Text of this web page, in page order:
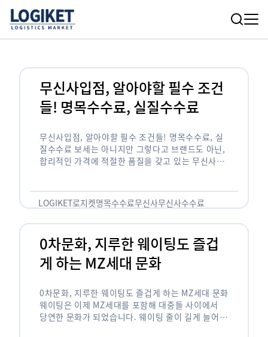
무신사입점, 알아야할 필수 조건
들! 명목수수료, 실질수수료
무신사입점, 알아야할 필수 조건들! 명목수수료, 실
질수수료 보세는 아니지만 그렇다고 브랜드도 아닌,
합리적인 가격에 적절한 품질을 갖고 있는 무신사!
LOGIKET로지켓명목수수료무신사무신사수수료
0차문화, 지루한 웨이팅도 즐겁
게 하는 MZ세대 문화
0차문화, 지루한 웨이팅도 즐겁게 하는 MZ세대 문화
웨이팅은 이제 MZ세대를 포함해 대중들 사이에서
당연한 문화가 되었습니다. 웨이팅 줄이 길게 늘어서